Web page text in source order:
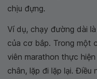
chịu đựng.
Ví dụ, chạy đường dài
của cơ bắp. Trong một
viên marathon thực
chân, lặp đi lặp lại.